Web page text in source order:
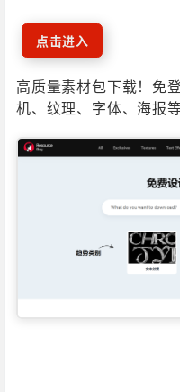
点击进入
高质量素材包下载！免
机、纹理、字体、海报